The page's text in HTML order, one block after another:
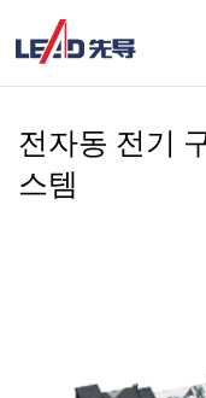
전자동 전기
스템